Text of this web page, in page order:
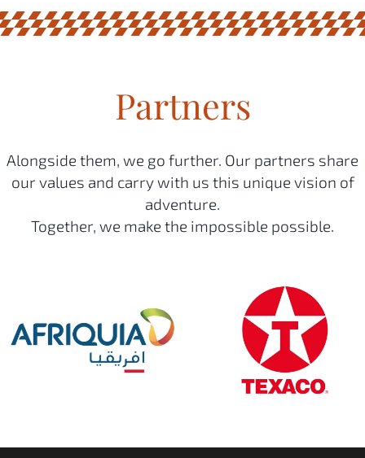
Partners
Alongside them, we go further. Our partners share
our values and carry with us this unique vision of
adventure.
Together, we make the impossible possible.